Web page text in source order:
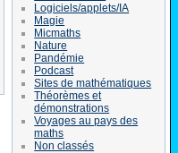
Logiciels/applets/IA
Magie
Micmaths
Nature
Pandémie
Podcast
Sites de mathématiques
Théorèmes et
démonstrations
Voyages au pays des
maths
Non classés